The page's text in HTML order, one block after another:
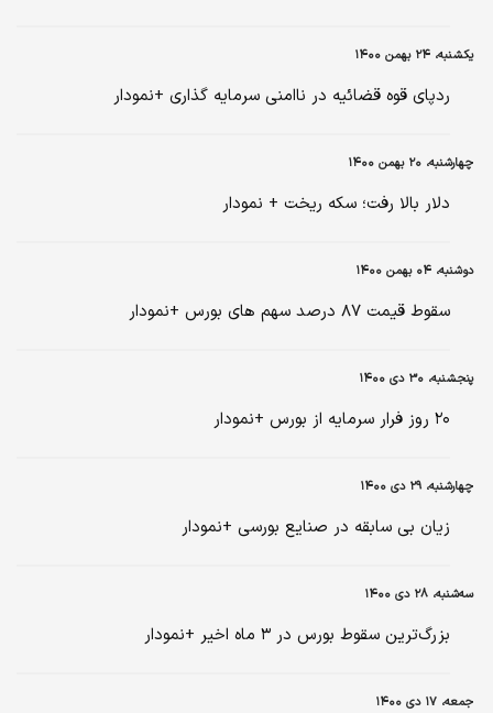
یکشنبه، ۲۴ بهمن ۱۴۰۰
ردپای قوه قضائیه در ناامنی سرمایه گذاری +نمودار
چهارشنبه، ۲۰ بهمن ۱۴۰۰
دلار بالا رفت؛ سکه ریخت + نمودار
دوشنبه، ۰۴ بهمن ۱۴۰۰
سقوط قیمت ۸۷ درصد سهم های بورس +نمودار
پنجشنبه، ۳۰ دی ۱۴۰۰
۲۰ روز فرار سرمایه از بورس +نمودار
چهارشنبه، ۲۹ دی ۱۴۰۰
زیان بی سابقه در صنایع بورسی +نمودار
سه‌شنبه، ۲۸ دی ۱۴۰۰
بزرگ‌ترین سقوط بورس در ۳ ماه اخیر +نمودار
جمعه، ۱۷ دی ۱۴۰۰